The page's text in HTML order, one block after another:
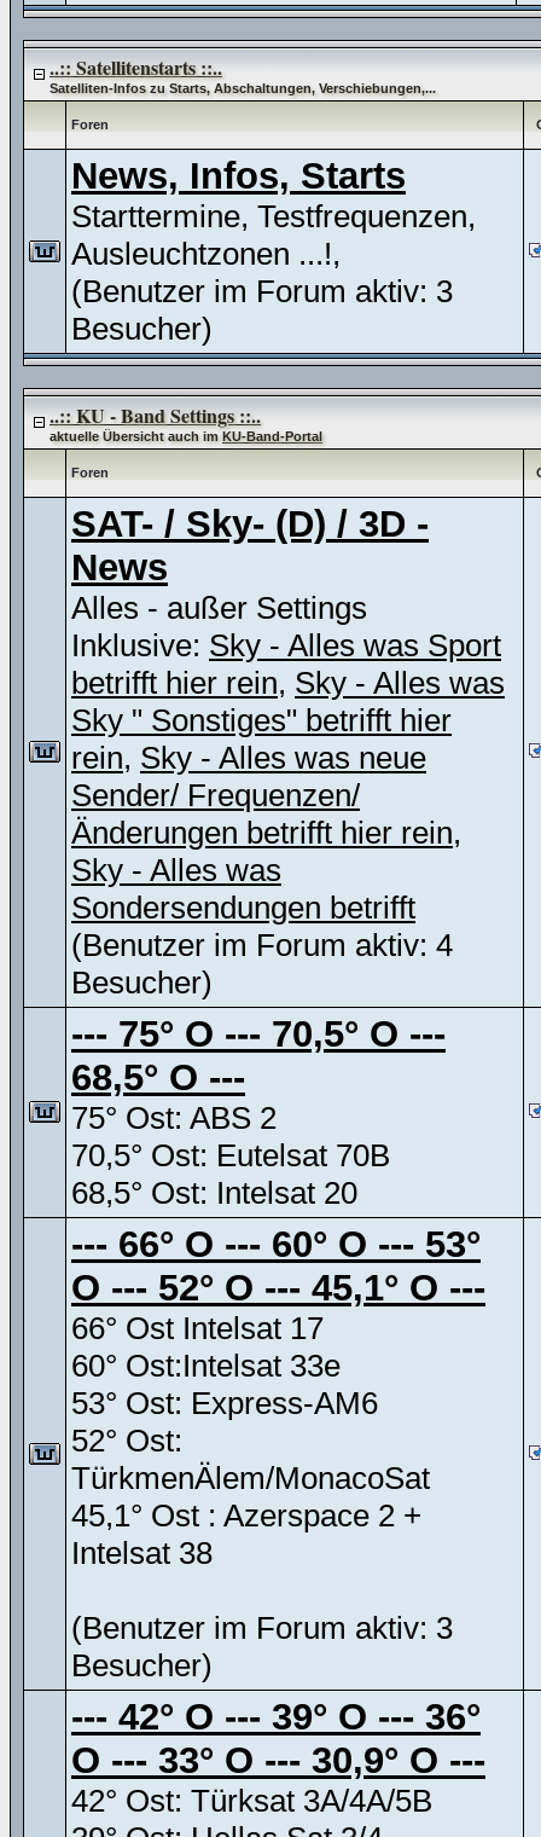
..:: Satellitenstarts ::..
Satelliten-Infos zu Starts, Abschaltungen, Verschiebungen,...
Foren
News, Infos, Starts
Starttermine, Testfrequenzen,
Ausleuchtzonen ...!,
(Benutzer im Forum aktiv: 3
Besucher)
..:: KU - Band Settings ::..
aktuelle Übersicht auch imKU-Band-Portal
Foren
SAT- / Sky- (D) / 3D -
News
Alles - außer Settings
Inklusive: Sky - Alles was Sport
betrifft hier rein, Sky - Alles was
Sky " Sonstiges" betrifft hier
rein, Sky - Alles was neue
Sender/ Frequenzen/
Änderungen betrifft hier rein,
Sky - Alles was
Sondersendungen betrifft
(Benutzer im Forum aktiv: 4
Besucher)
--- 75° O --- 70,5° O ---
68,5° O ---
75° Ost: ABS 2
70,5° Ost: Eutelsat 70B
68,5° Ost: Intelsat 20
--- 66° O --- 60° O --- 53°
O --- 52° O --- 45,1° O ---
66° Ost Intelsat 17
60° Ost:Intelsat 33e
53° Ost: Express-AM6
52° Ost:
TürkmenÄlem/MonacoSat
45,1° Ost : Azerspace 2 +
Intelsat 38
(Benutzer im Forum aktiv: 3
Besucher)
--- 42° O --- 39° O --- 36°
O --- 33° O --- 30,9° O ---
42° Ost: Türksat 3A/4A/5B